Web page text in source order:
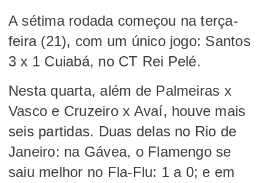
A sétima rodada começou na terça-
feira (21), com um único jogo: Santos
3 x 1 Cuiabá, no CT Rei Pelé.
Nesta quarta, além de Palmeiras x
Vasco e Cruzeiro x Avaí, houve mais
seis partidas. Duas delas no Rio de
Janeiro: na Gávea, o Flamengo se
saiu melhor no Fla-Flu: 1 a 0; e em